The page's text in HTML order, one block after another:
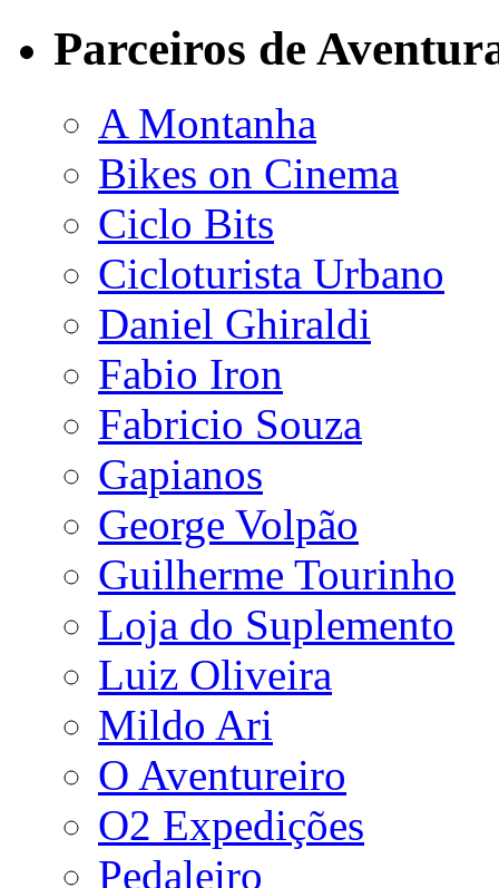
Parceiros de
A Montanha
Bikes on Cinema
Ciclo Bits
Cicloturista Urbano
Daniel Ghiraldi
Fabio Iron
Fabricio Souza
Gapianos
George Volpão
Guilherme Tourinho
Loja do Suplemento
Luiz Oliveira
Mildo Ari
O Aventureiro
O2 Expedições
Pedaleiro